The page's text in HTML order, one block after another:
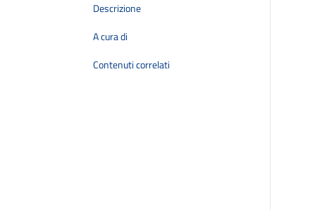
Descrizione
A cura di
Contenuti correlati